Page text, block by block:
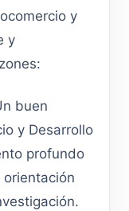
y
y
buen
y Desarrollo
profundo